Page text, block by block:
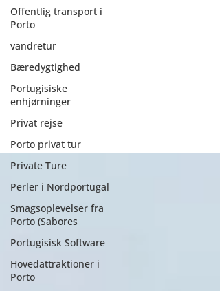
Offentlig transport i
Porto
vandretur
Bæredygtighed
Portugisiske
enhjørninger
Privat rejse
Porto privat tur
Private Ture
Perler i Nordportugal
Smagsoplevelser fra
Porto (Sabores
Portugisisk Software
Hovedattraktioner i
Porto
Portugisisk
Køkken